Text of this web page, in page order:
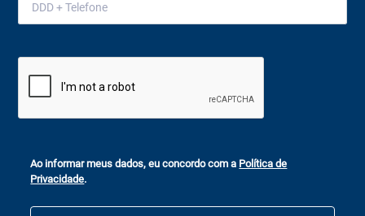
Ao informar meus dados, eu concordo com a Política de
Privacidade.